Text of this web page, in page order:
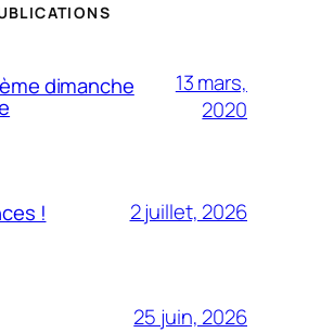
dimanche
13 mars,
2020
! 2 juillet, 2026
25 juin, 2026